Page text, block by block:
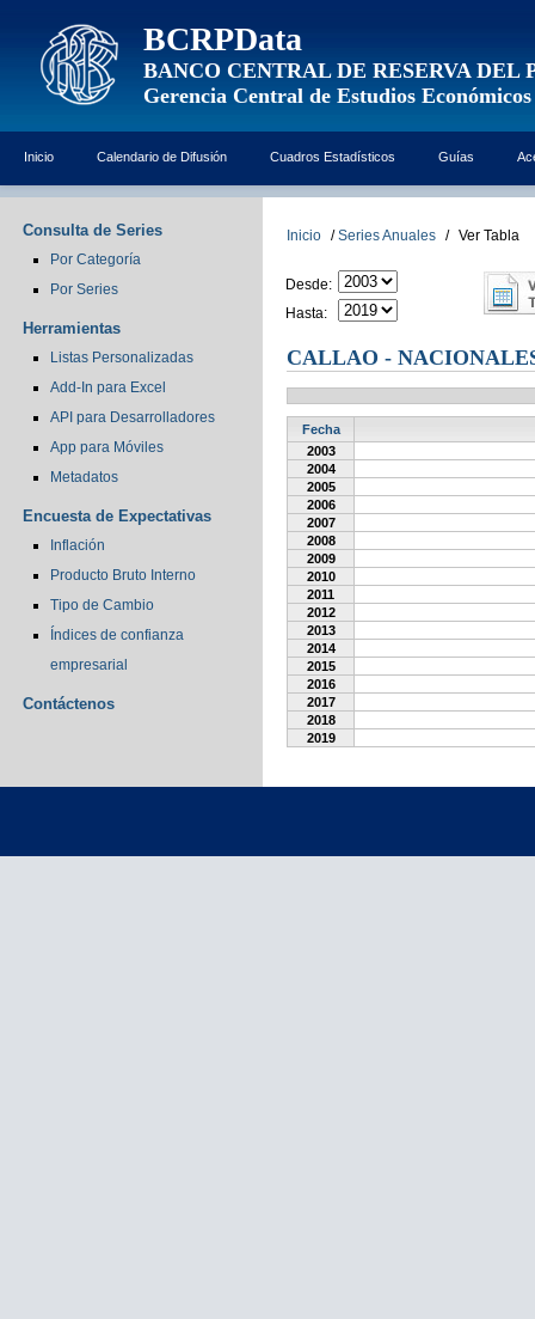
BCRPData
BANCO CENTRAL DE RESERVA DEL
Gerencia Central de Estudios Económicos
Inicio Calendario de Difusión Cuadros Estadísticos Guías
Consulta de Series
Por Categoría
Por Series
Herramientas
Listas Personalizadas
Add-In para Excel
API para Desarrolladores
App para Móviles
Metadatos
Encuesta de Expectativas
Inflación
Producto Bruto Interno
Tipo de Cambio
Índices de confianza
empresarial
Contáctenos
Inicio / Series Anuales / Ver Tabla
Desde:
Hasta:
CALLAO -
Fecha
2003
2004
2005
2006
2007
2008
2009
2010
2011
2012
2013
2014
2015
2016
2017
2018
2019